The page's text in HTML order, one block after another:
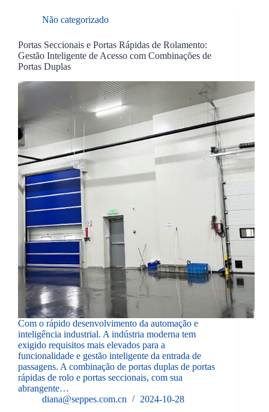
Não categorizado
Portas Seccionais e Portas Rápidas de Rolamento:
Gestão Inteligente de Acesso com Combinações de
Portas Duplas
Com o rápido desenvolvimento da automação e
inteligência industrial. A indústria moderna tem
exigido requisitos mais elevados para a
funcionalidade e gestão inteligente da entrada de
passagens. A combinação de portas duplas de portas
rápidas de rolo e portas seccionais, com sua
abrangente…
diana@seppes.com.cn
2024-10-28